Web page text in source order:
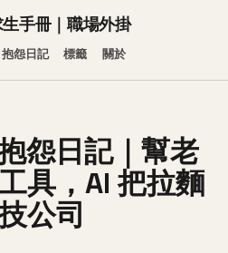
生手冊｜職場外掛
抱怨日記 標籤 關於
怨日記｜幫老
具，AI 把拉麵
公司